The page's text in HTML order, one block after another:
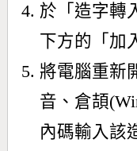
於「造字轉
下方的「加
將電腦重新
音、倉頡
內碼輸入該